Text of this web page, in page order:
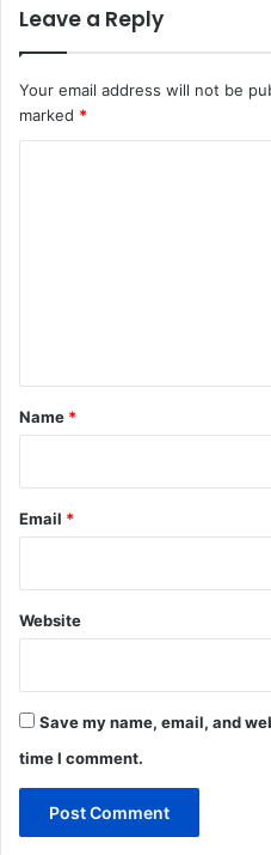
Leave a Reply
Your email address will not be
marked *
*
Name *
Email *
Website
Save my name, email, and
time I comment.